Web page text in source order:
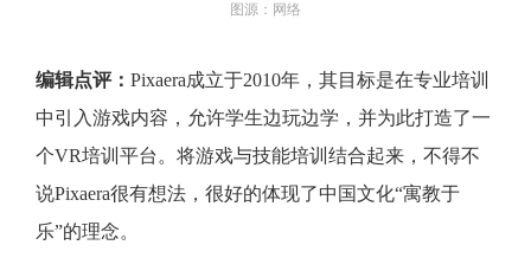
图源：网络
编辑点评： Pixaera成立于2010年，其目标是在专业培训
中引入游戏内容，允许学生边玩边学，并为此打造了一
个VR培训平台。将游戏与技能培训结合起来，不得不
说Pixaera很有想法，很好的体现了中国文化“寓教于
乐”的理念。